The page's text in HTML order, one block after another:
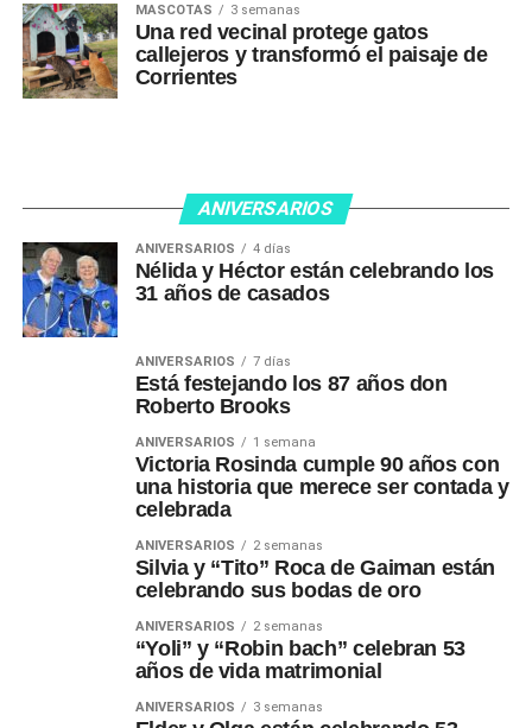
MASCOTAS 3 semanas
Una red vecinal protege gatos
callejeros y transformó el paisaje de
Corrientes
ANIVERSARIOS
ANIVERSARIOS 4 días
Nélida y Héctor están celebrando los
31 años de casados
ANIVERSARIOS 7 días
Está festejando los 87 años don
Roberto Brooks
ANIVERSARIOS 1 semana
Victoria Rosinda cumple 90 años con
una historia que merece ser contada y
celebrada
ANIVERSARIOS 2 semanas
Silvia y “Tito” Roca de Gaiman están
celebrando sus bodas de oro
ANIVERSARIOS 2 semanas
“Yoli” y “Robin bach” celebran 53
años de vida matrimonial
ANIVERSARIOS 3 semanas